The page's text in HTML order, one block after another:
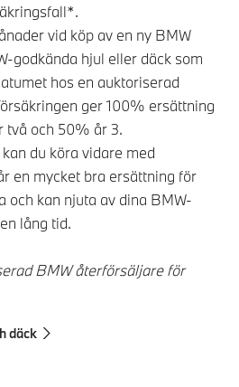
vid köp av en ny BMW
godkända hjul eller däck som
hos en auktoriserad
ger 100% ersättning
två och 50% år 3.
du köra vidare med
en mycket bra ersättning för
och kan njuta av dina BMW-
lång tid.
BMW återförsäljare för
däck